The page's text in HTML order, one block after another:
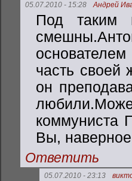
05.07.2010 - 15:28 Андрей
Под таким
часть
он
коммуниста
Вы,
Ответить
05.07.2010 - 23:13